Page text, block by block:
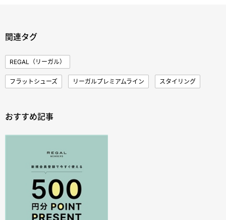
関連タグ
REGAL（リーガル）
フラットシューズ リーガルプレミアムライン スタイリング
おすすめ記事